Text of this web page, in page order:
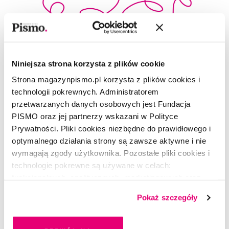
Niniejsza strona korzysta z plików cookie
Strona magazynpismo.pl korzysta z plików cookies i
technologii pokrewnych. Administratorem
przetwarzanych danych osobowych jest Fundacja
PISMO oraz jej partnerzy wskazani w Polityce
Prywatności. Pliki cookies niezbędne do prawidłowego i
optymalnego działania strony są zawsze aktywne i nie
wymagają zgody użytkownika. Pozostałe pliki cookies i
technologie pokrewne są używane w celach:
dobrowolną zgodę na pliki cookies i technologie
pokrewne, zgadzasz się na przechowywanie informacji
na Twoim urządzeniu końcowym lub dostęp do niego i
Pokaż szczegóły
POEZJA
Wiersz bez tytułu
MARIANNA KIJANOWSKA